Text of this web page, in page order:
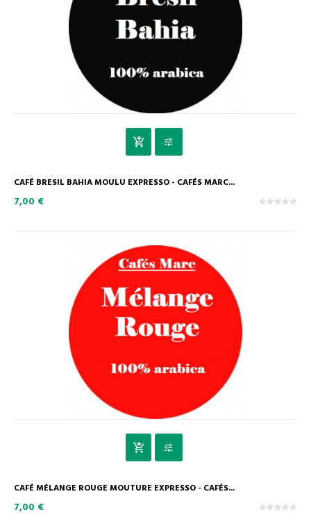
CAFÉ BRESIL BAHIA MOULU EXPRESSO - CAFÉS MARC...
7,00 €
CAFÉ MÉLANGE ROUGE MOUTURE EXPRESSO - CAFÉS...
7,00 €